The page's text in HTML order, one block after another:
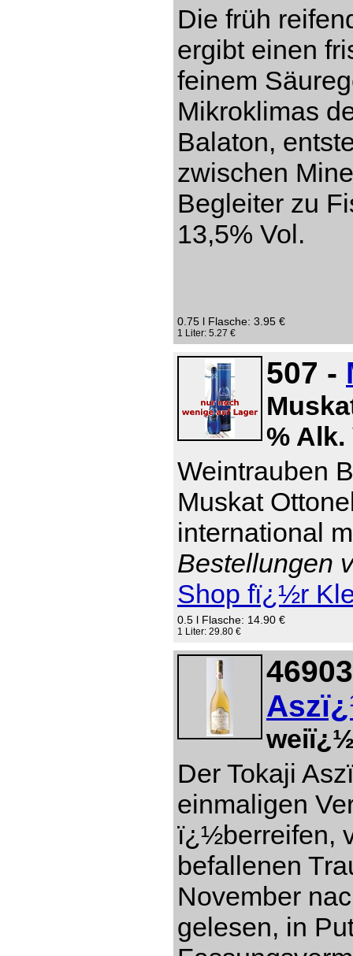
Die früh
ergibt einen
feinem
Mikroklimas
Balaton,
zwischen
Begleiter zu
13,5% Vol.
0.75 l Flasche: 3.95 €
1 Liter: 5.27 €
507 -
% Alk.
Weintrauben
Muskat
international
Bestellungen
Shop fï¿½r
0.5 l Flasche: 14.90 €
1 Liter: 29.80 €
Der Tokaji
einmaligen
ï¿½berreifen,
befallenen
November
gelesen, in